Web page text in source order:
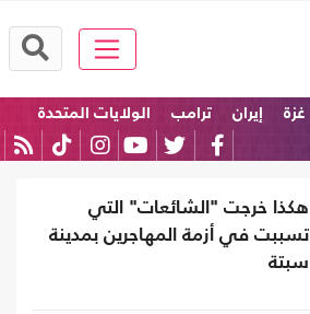
غزة إيران ترامب
الولايات المتحدة
هكذا خرجت "الشائعات" التي
تسببت في أزمة المهاجرين بمدينة
سبتة